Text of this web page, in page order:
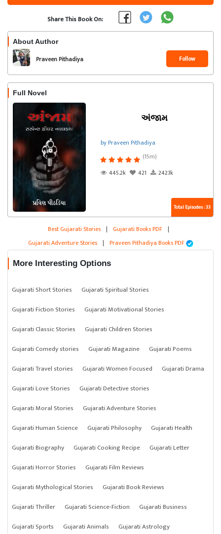
Share This Book On:
About Author
Praveen Pithadiya Follow
Full Novel
અંજામ
by Praveen Pithadiya
(15m)
445.2k
421 242.1k
Total Episodes : 33
Best Gujarati Stories | Gujarati Books PDF |
Gujarati Adventure Stories | Praveen Pithadiya Books PDF
More Interesting Options
Gujarati Short Stories
Gujarati Spiritual Stories
Gujarati Fiction Stories
Gujarati Motivational Stories
Gujarati Classic Stories
Gujarati Children Stories
Gujarati Comedy stories
Gujarati Magazine
Gujarati Poems
Gujarati Travel stories
Gujarati Women Focused
Gujarati Drama
Gujarati Love Stories
Gujarati Detective stories
Gujarati Moral Stories
Gujarati Adventure Stories
Gujarati Human Science
Gujarati Philosophy
Gujarati Health
Gujarati Biography
Gujarati Cooking Recipe
Gujarati Letter
Gujarati Horror Stories
Gujarati Film Reviews
Gujarati Mythological Stories
Gujarati Book Reviews
Gujarati Thriller
Gujarati Science-Fiction
Gujarati Business
Gujarati Sports
Gujarati Animals Gujarati Astrology